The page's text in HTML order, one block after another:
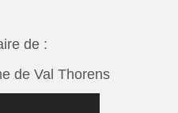
de :
de Val Thorens